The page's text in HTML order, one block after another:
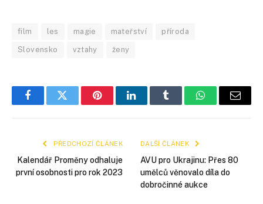
film les magie mateřství příroda
Slovensko vztahy ženy
FacebookTwitter PinterestLinkedInTumblr WhatsApp
E-
PŘEDCHOZÍ ČLÁNEK
Kalendář Proměny odhaluje
první osobnosti pro rok 2023
DALŠÍ ČLÁNEK
AVU pro Ukrajinu: Přes 80
umělců věnovalo díla do
dobročinné aukce